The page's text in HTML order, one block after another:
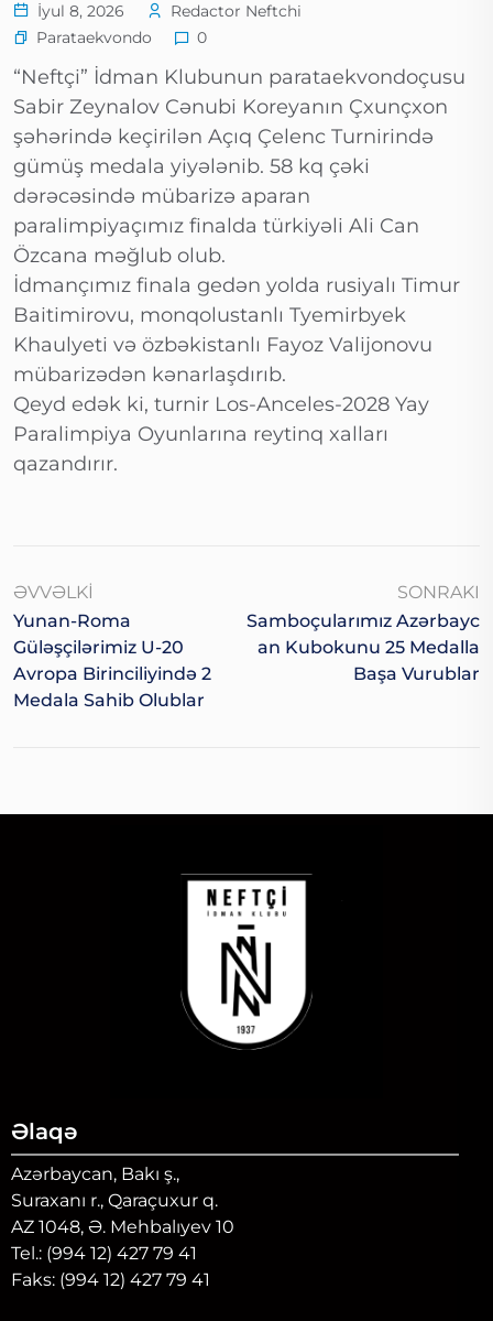
İyul 8, 2026
Redactor Neftchi
Parataekvondo
0
“Neftçi” İdman Klubunun parataekvondoçusu
Sabir Zeynalov Cənubi Koreyanın Çxunçxon
şəhərində keçirilən Açıq Çelenc Turnirində
gümüş medala yiyələnib. 58 kq çəki
dərəcəsində mübarizə aparan
paralimpiyaçımız finalda türkiyəli Ali Can
Özcana məğlub olub.
İdmançımız finala gedən yolda rusiyalı Timur
Baitimirovu, monqolustanlı Tyemirbyek
Khaulyeti və özbəkistanlı Fayoz Valijonovu
mübarizədən kənarlaşdırıb.
Qeyd edək ki, turnir Los-Anceles-2028 Yay
Paralimpiya Oyunlarına reytinq xalları
qazandırır.
ƏVVƏLKI
Yunan-Roma
Güləşçilərimiz U-20
Avropa Birinciliyində 2
Medala Sahib Olublar
SONRAKI
Samboçularımız Azərbayc
An Kubokunu 25 Medalla
Başa Vurublar
Əlaqə
Azərbaycan, Bakı ş.,
Suraxanı r., Qaraçuxur q.
AZ 1048, Ə. Mehbalıyev 10
Tel.: (994 12) 427 79 41
Faks: (994 12) 427 79 41